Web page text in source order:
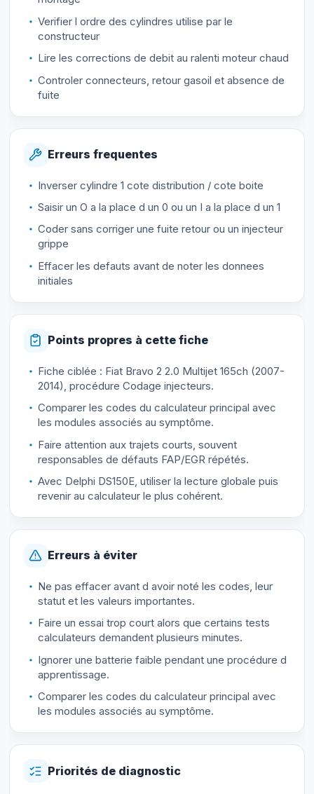
Verifier l ordre des cylindres utilise par le
constructeur
Lire les corrections de debit au ralenti moteur chaud
Controler connecteurs, retour gasoil et absence de
fuite
Erreurs frequentes
Inverser cylindre 1 cote distribution / cote boite
Saisir un O a la place d un 0 ou un I a la place d un 1
Coder sans corriger une fuite retour ou un injecteur
grippe
Effacer les defauts avant de noter les donnees
initiales
Points propres à cette fiche
Fiche ciblée : Fiat Bravo 2 2.0 Multijet 165ch (2007-
2014), procédure Codage injecteurs.
Comparer les codes du calculateur principal avec
les modules associés au symptôme.
Faire attention aux trajets courts, souvent
responsables de défauts FAP/EGR répétés.
Avec Delphi DS150E, utiliser la lecture globale puis
revenir au calculateur le plus cohérent.
Erreurs à éviter
Ne pas effacer avant d avoir noté les codes, leur
statut et les valeurs importantes.
Faire un essai trop court alors que certains tests
calculateurs demandent plusieurs minutes.
Ignorer une batterie faible pendant une procédure d
apprentissage.
Comparer les codes du calculateur principal avec
les modules associés au symptôme.
Priorités de diagnostic